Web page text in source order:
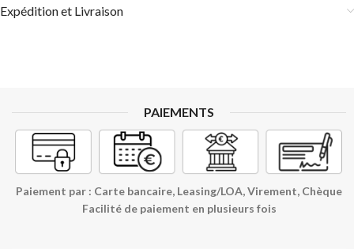
Expédition et Livraison
PAIEMENTS
Paiement par : Carte bancaire, Leasing/LOA, Virement, Chèque
Facilité de paiement en plusieurs fois